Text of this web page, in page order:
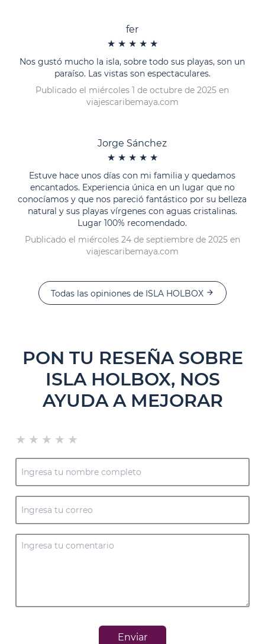
fer
★ ★ ★ ★ ★
Nos gustó mucho la isla, sobre todo sus playas, son un
paraíso. Las vistas son espectaculares.
Publicado el miércoles 1 de octubre de 2025 en
viajescaribemaya.com
Jorge Sánchez
★ ★ ★ ★ ★
Estuve hace unos días con mi familia y quedamos
encantados. Experiencia única en un lugar que no
conocíamos y que nos pareció fantástico por su belleza
natural y sus playas vírgenes con aguas cristalinas.
Lugar 100% recomendado.
Publicado el miércoles 24 de septiembre de 2025 en
viajescaribemaya.com
Todas las opiniones de ISLA HOLBOX arrow_forward
PON TU RESEÑA SOBRE
ISLA HOLBOX, NOS
AYUDA A MEJORAR
★ ★ ★ ★ ★
Enviar